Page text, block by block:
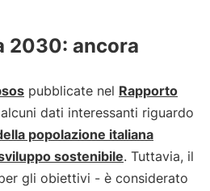
2030: ancora
pubblicate nel Rapporto
dati interessanti riguardo
popolazione italiana
sostenibile. Tuttavia, il
gli obiettivi - è considerato